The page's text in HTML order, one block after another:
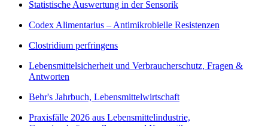
Statistische Auswertung in der Sensorik
Codex Alimentarius – Antimikrobielle Resistenzen
Clostridium perfringens
Lebensmittelsicherheit und Verbraucherschutz, Fragen &
Antworten
Behr's Jahrbuch, Lebensmittelwirtschaft
Praxisfälle 2026 aus Lebensmittelindustrie,